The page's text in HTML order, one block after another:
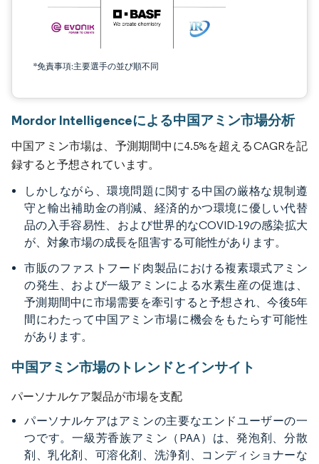
*免責事項:主要選手の並び順不同
Mordor Intelligenceによる中国アミン市場分析
中国アミン市場は、予測期間中に4.5%を超えるCAGRを記
録すると予想されています。
しかしながら、環境問題に関する中国の厳格な規制遵
守と輸出補助金の削減、経済的かつ環境に優しい代替
品の入手容易性、および世界的なCOVID-19の感染拡大
が、対象市場の成長を阻害する可能性があります。
市販のファストフード肉製品における複素環式アミン
の発生、および一級アミンによる水素生産の促進は、
予測期間中に市場需要を牽引すると予想され、今後5年
間にわたって中国アミン市場に機会をもたらす可能性
があります。
中国アミン市場のトレンドとインサイト
パーソナルケア製品が市場を支配
パーソナルケアはアミンの主要なエンドユーザーの一
つです。一級芳香族アミン（PAA）は、発泡剤、分散
剤、乳化剤、可溶化剤、洗浄剤、コンディショナーな